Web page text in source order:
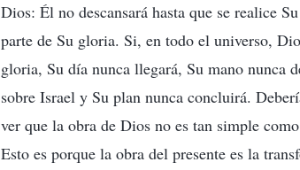
Dios: Él no descansará hasta que se realice
parte de Su gloria. Si, en todo el universo,
gloria, Su día nunca llegará, Su mano nunca
sobre Israel y Su plan nunca concluirá.
ver que la obra de Dios no es tan simple
Esto es porque la obra del presente es la